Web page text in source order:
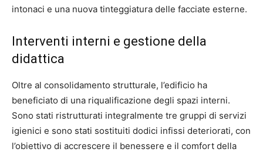
intonaci e una nuova tinteggiatura delle facciate esterne.
Interventi interni e gestione della
didattica
Oltre al consolidamento strutturale, l’edificio ha
beneficiato di una riqualificazione degli spazi interni.
Sono stati ristrutturati integralmente tre gruppi di servizi
igienici e sono stati sostituiti dodici infissi deteriorati, con
l’obiettivo di accrescere il benessere e il comfort della